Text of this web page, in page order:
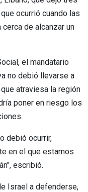
ocurrió cuando las
de alcanzar un
el mandatario
no debió llevarse a
atraviesa la región
poner en riesgo los
debió ocurrir,
en el que estamos
escribió.
Israel a defenderse,